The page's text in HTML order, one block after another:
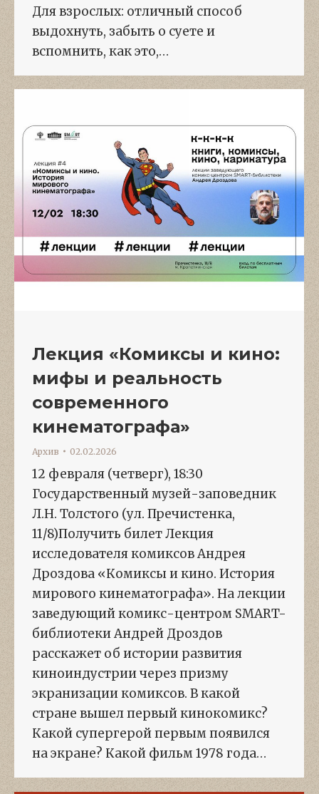
Для взрослых: отличный способ
выдохнуть, забыть о суете и
вспомнить, как это,…
Лекция «Комиксы и кино:
мифы и реальность
современного
кинематографа»
Архив 02.02.2026
12 февраля (четверг), 18:30
Государственный музей-заповедник
Л.Н. Толстого (ул. Пречистенка,
11/8)Получить билет Лекция
исследователя комиксов Андрея
Дроздова «Комиксы и кино. История
мирового кинематографа». На лекции
заведующий комикс-центром SMART-
библиотеки Андрей Дроздов
расскажет об истории развития
киноиндустрии через призму
экранизации комиксов. В какой
стране вышел первый кинокомикс?
Какой супергерой первым появился
на экране? Какой фильм 1978 года…